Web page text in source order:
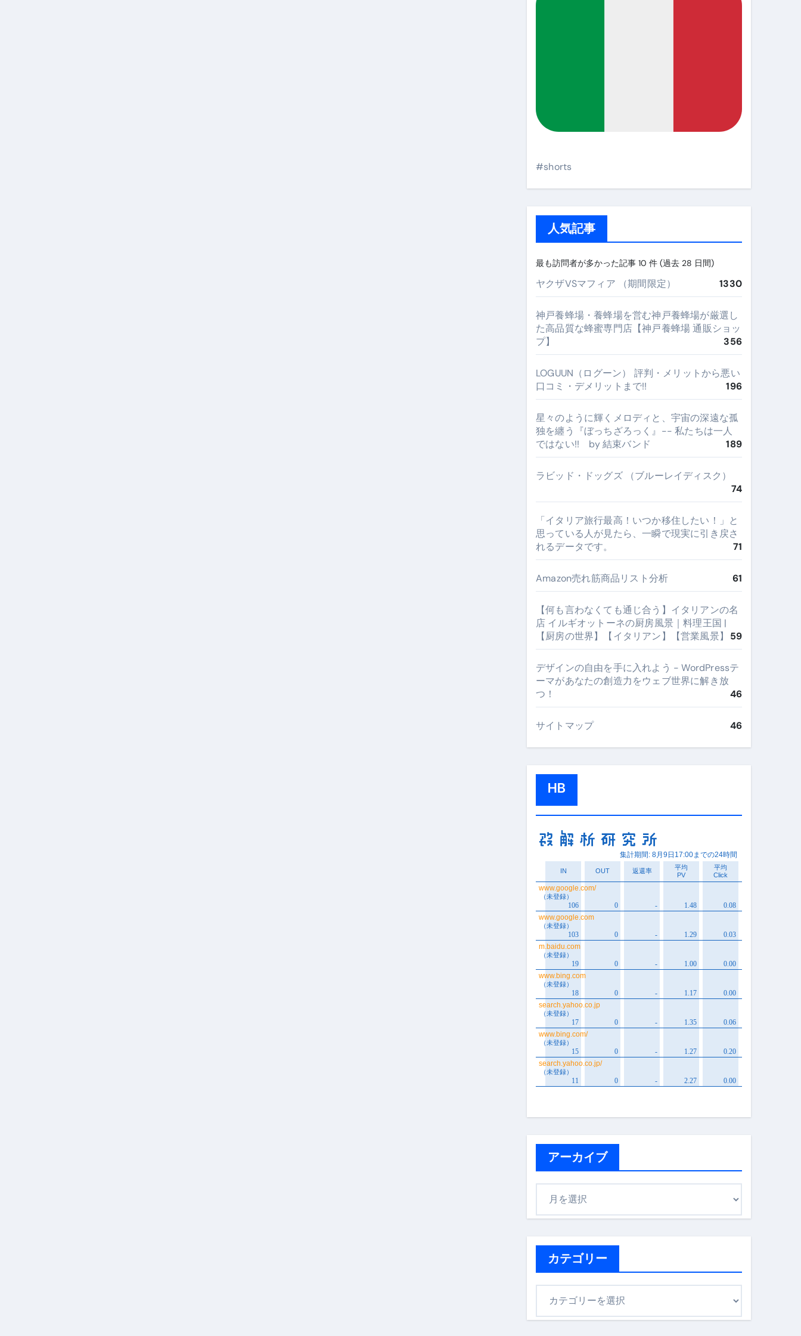
#shorts
人気記事
最も訪問者が多かった記事 10 件 (過去 28 日間)
ヤクザVSマフィア （期間限定） 1330
神戸養蜂場・養蜂場を営む神戸養蜂場が厳選し
た高品質な蜂蜜専門店【神戸養蜂場 通販ショッ
プ】
356
LOGUUN（ログーン） 評判・メリットから悪い
口コミ・デメリットまで!!
196
星々のように輝くメロディと、宇宙の深遠な孤
独を纏う『ぼっちざろっく』-- 私たちは一人
ではない!! by 結束バンド
189
ラビッド・ドッグズ （ブルーレイディスク）
74
​「イタリア旅行最高！いつか移住したい！」と
思っている人が見たら、一瞬で現実に引き戻さ
れるデータです。
71
Amazon売れ筋商品リスト分析 61
【何も言わなくても通じ合う】イタリアンの名
店 イルギオットーネの厨房風景｜料理王国 |
【厨房の世界】【イタリアン】【営業風景】
59
デザインの自由を手に入れよう - WordPressテ
ーマがあなたの創造力をウェブ世界に解き放
つ！
46
サイトマップ 46
HB
アーカイブ
カテゴリー